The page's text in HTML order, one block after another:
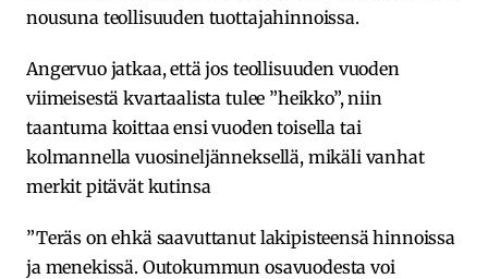
nousuna teollisuuden tuottajahinnoissa.
Angervuo jatkaa, että jos teollisuuden vuoden
viimeisestä kvartaalista tulee ”heikko”, niin
taantuma koittaa ensi vuoden toisella tai
kolmannella vuosineljänneksellä, mikäli vanhat
merkit pitävät kutinsa
”Teräs on ehkä saavuttanut lakipisteensä hinnoissa
ja menekissä. Outokummun osavuodesta voi